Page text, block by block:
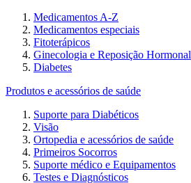
Medicamentos A-Z
Medicamentos especiais
Fitoterápicos
Ginecologia e Reposição Hormonal
Diabetes
Produtos e acessórios de saúde
Suporte para Diabéticos
Visão
Ortopedia e acessórios de saúde
Primeiros Socorros
Suporte médico e Equipamentos
Testes e Diagnósticos